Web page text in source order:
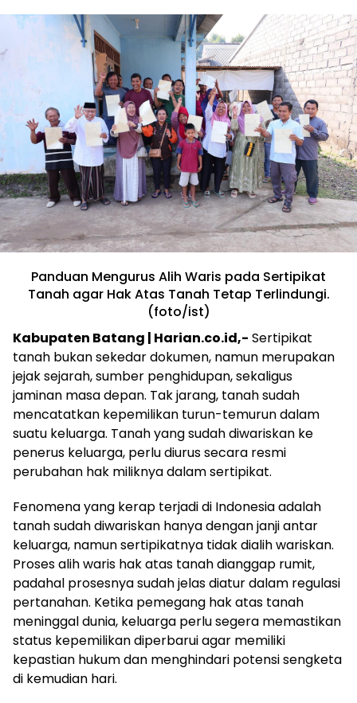
Panduan Mengurus Alih Waris pada Sertipikat
Tanah agar Hak Atas Tanah Tetap Terlindungi.
(foto/ist)
Kabupaten Batang | Harian.co.id,- Sertipikat
tanah bukan sekedar dokumen, namun merupakan
jejak sejarah, sumber penghidupan, sekaligus
jaminan masa depan. Tak jarang, tanah sudah
mencatatkan kepemilikan turun-temurun dalam
suatu keluarga. Tanah yang sudah diwariskan ke
penerus keluarga, perlu diurus secara resmi
perubahan hak miliknya dalam sertipikat.
Fenomena yang kerap terjadi di Indonesia adalah
tanah sudah diwariskan hanya dengan janji antar
keluarga, namun sertipikatnya tidak dialih wariskan.
Proses alih waris hak atas tanah dianggap rumit,
padahal prosesnya sudah jelas diatur dalam regulasi
pertanahan. Ketika pemegang hak atas tanah
meninggal dunia, keluarga perlu segera memastikan
status kepemilikan diperbarui agar memiliki
kepastian hukum dan menghindari potensi sengketa
di kemudian hari.